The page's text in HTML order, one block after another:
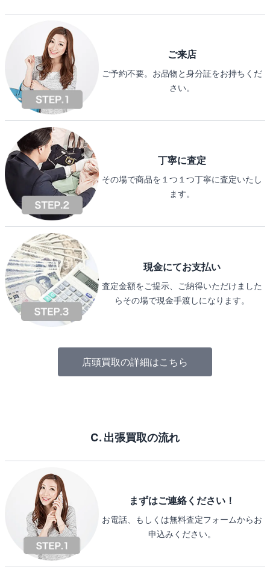
ご来店
ご予約不要。お品物と身分証をお持ちくだ
さい。
丁寧に査定
その場で商品を１つ１つ丁寧に査定いたし
ます。
現金にてお支払い
査定金額をご提示、ご納得いただけました
らその場で現金手渡しになります。
店頭買取の詳細はこちら
C. 出張買取の流れ
まずはご連絡ください！
お電話、もしくは無料査定フォームからお
申込みください。